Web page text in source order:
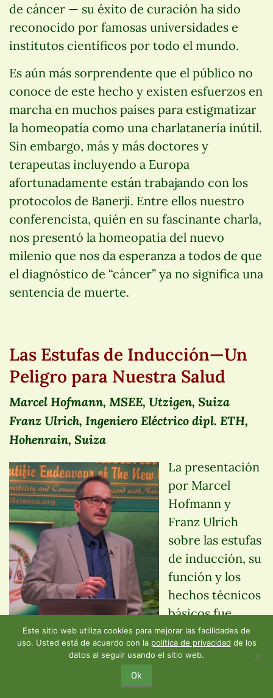
de cáncer — su éxito de curación ha sido
reconocido por famosas universidades e
institutos científicos por todo el mundo.
Es aún más sorprendente que el público no
conoce de este hecho y existen esfuerzos en
marcha en muchos países para estigmatizar
la homeopatía como una charlatanería inútil.
Sin embargo, más y más doctores y
terapeutas incluyendo a Europa
afortunadamente están trabajando con los
protocolos de Banerji. Entre ellos nuestro
conferencista, quién en su fascinante charla,
nos presentó la homeopatía del nuevo
milenio que nos da esperanza a todos de que
el diagnóstico de “cáncer” ya no significa una
sentencia de muerte.
Las Estufas de Inducción—Un
Peligro para Nuestra Salud
Marcel Hofmann, MSEE, Utzigen, Suiza
Franz Ulrich, Ingeniero Eléctrico dipl. ETH,
Hohenrain, Suiza
La presentación
por Marcel
Hofmann y
Franz Ulrich
sobre las estufas
de inducción, su
función y los
hechos técnicos
básicos fue
apropiada para
el público y
también incluyeron una clara demostración.
También hubo la sorprendente revelación: el
Este sitio web utiliza cookies para mejorar las facilidades de
uso. Usted está de acuerdo con la política de privacidad de los
datos al seguir usando el sitio web.
Ok